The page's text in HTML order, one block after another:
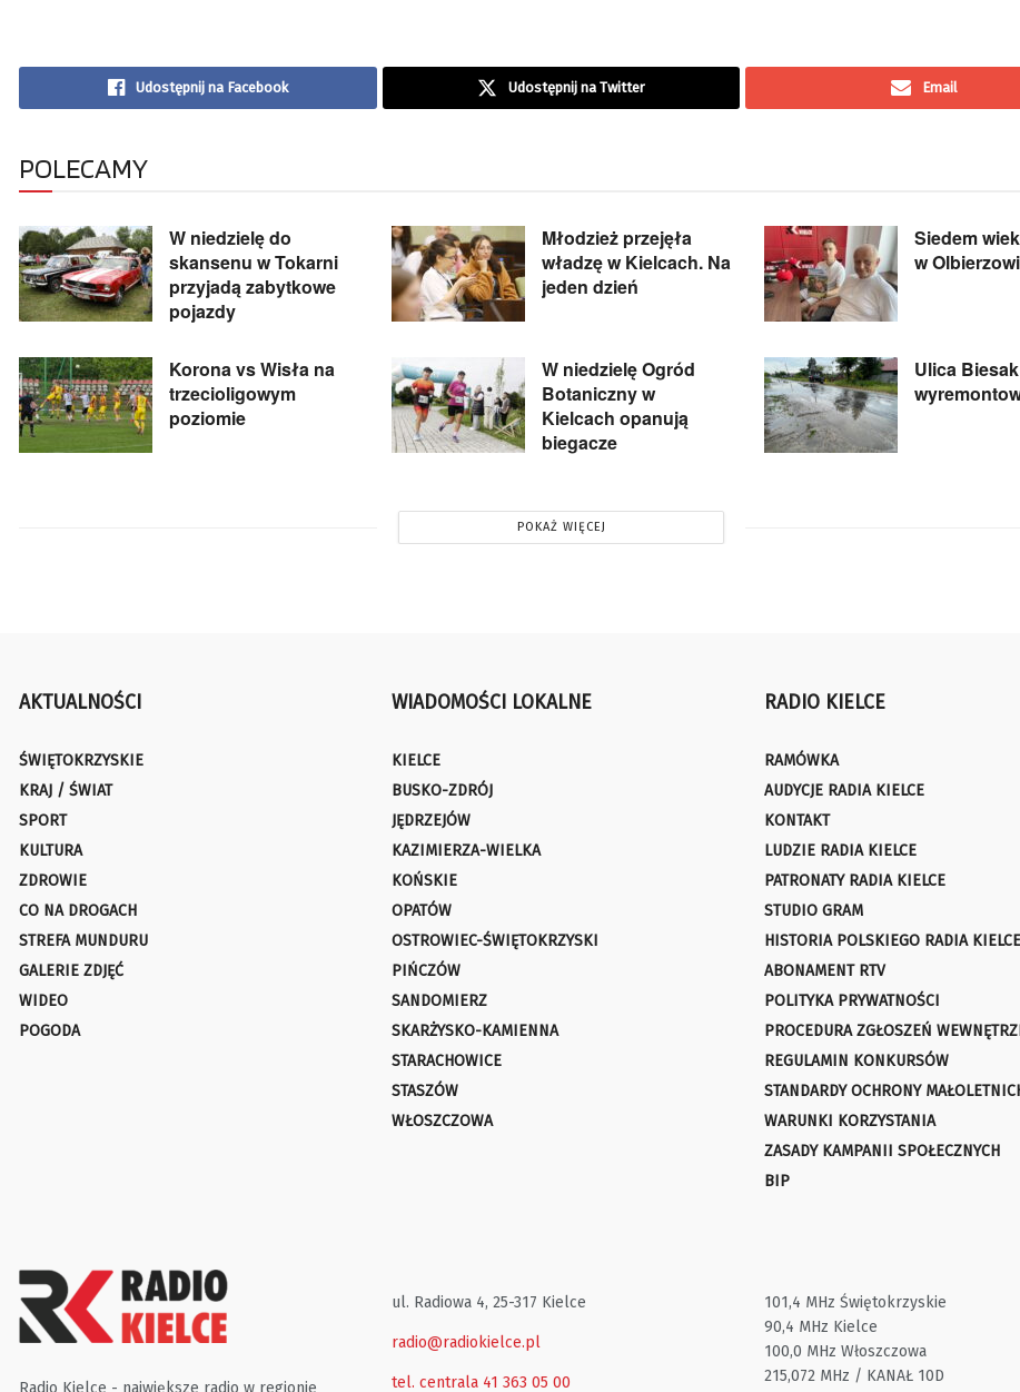
Udostępnij na Facebook Udostępnij na Twitter Email
POLECAMY
W niedzielę do
skansenu w Tokarni
przyjadą zabytkowe
pojazdy
Młodzież przejęła
władzę w Kielcach. Na
jeden dzień
Siedem
w
Korona vs Wisła na
trzecioligowym
poziomie
W niedzielę Ogród
Botaniczny w
Kielcach opanują
biegacze
Ulica
POKAŻ WIĘCEJ
AKTUALNOŚCI
ŚWIĘTOKRZYSKIE
KRAJ / ŚWIAT
SPORT
KULTURA
ZDROWIE
CO NA DROGACH
STREFA MUNDURU
GALERIE ZDJĘĆ
WIDEO
POGODA
WIADOMOŚCI LOKALNE
KIELCE
BUSKO-ZDRÓJ
JĘDRZEJÓW
KAZIMIERZA-WIELKA
KOŃSKIE
OPATÓW
OSTROWIEC-ŚWIĘTOKRZYSKI
PIŃCZÓW
SANDOMIERZ
SKARŻYSKO-KAMIENNA
STARACHOWICE
STASZÓW
WŁOSZCZOWA
RADIO KIELCE
RAMÓWKA
AUDYCJE RADIA KIELCE
KONTAKT
LUDZIE RADIA KIELCE
PATRONATY RADIA KIELCE
STUDIO GRAM
HISTORIA POLSKIEGO RADIA KIELCE
ABONAMENT RTV
POLITYKA PRYWATNOŚCI
PROCEDURA ZGŁOSZEŃ
REGULAMIN KONKURSÓW
STANDARDY OCHRONY
WARUNKI KORZYSTANIA
ZASADY KAMPANII SPOŁECZNYCH
BIP
ul. Radiowa 4, 25-317 Kielce
radio@radiokielce.pl
tel. centrala 41 363 05 00
101,4 MHz Świętokrzyskie
90,4 MHz Kielce
100,0 MHz Włoszczowa
215,072 MHz / KANAŁ 10D